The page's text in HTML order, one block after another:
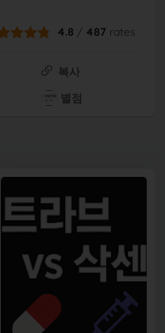
4.8 / 487 rates
복사
별점